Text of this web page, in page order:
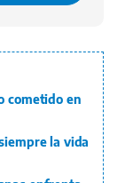
cometido en
la vida